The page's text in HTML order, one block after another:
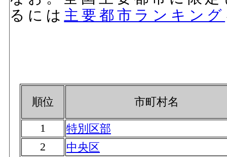
るには 主要都市ランキング
順位 市町村名
1
特別区部
2
中央区